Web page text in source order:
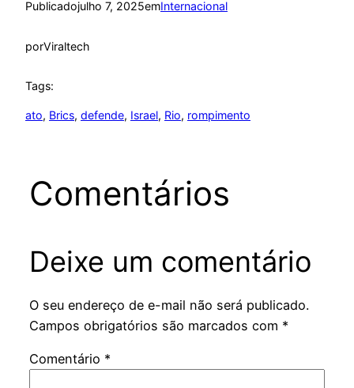
Publicadojulho 7, 2025emInternacional
porViraltech
Tags:
ato, Brics, defende, Israel, Rio, rompimento
Comentários
Deixe um comentário
O seu endereço de e-mail não será publicado.
Campos obrigatórios são marcados com *
Comentário *